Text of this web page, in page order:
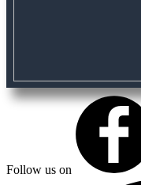
Follow us on